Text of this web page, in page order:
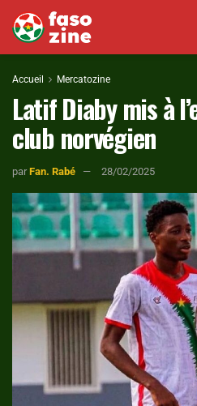
Accueil Mercatozine
Latif Diaby mis à
club norvégien
par Fan. Rabé 28/02/2025